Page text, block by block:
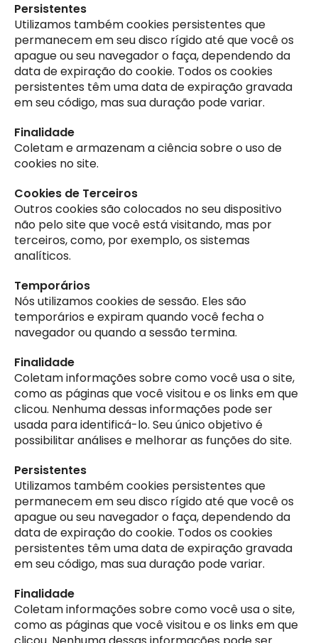
Persistentes
Utilizamos também cookies persistentes que
permanecem em seu disco rígido até que você os
apague ou seu navegador o faça, dependendo da
data de expiração do cookie. Todos os cookies
persistentes têm uma data de expiração gravada
em seu código, mas sua duração pode variar.
Finalidade
Coletam e armazenam a ciência sobre o uso de
cookies no site.
Cookies de Terceiros
Outros cookies são colocados no seu dispositivo
não pelo site que você está visitando, mas por
terceiros, como, por exemplo, os sistemas
analíticos.
Temporários
Nós utilizamos cookies de sessão. Eles são
temporários e expiram quando você fecha o
navegador ou quando a sessão termina.
Finalidade
Coletam informações sobre como você usa o site,
como as páginas que você visitou e os links em que
clicou. Nenhuma dessas informações pode ser
usada para identificá-lo. Seu único objetivo é
possibilitar análises e melhorar as funções do site.
Persistentes
Utilizamos também cookies persistentes que
permanecem em seu disco rígido até que você os
apague ou seu navegador o faça, dependendo da
data de expiração do cookie. Todos os cookies
persistentes têm uma data de expiração gravada
em seu código, mas sua duração pode variar.
Finalidade
Coletam informações sobre como você usa o site,
como as páginas que você visitou e os links em que